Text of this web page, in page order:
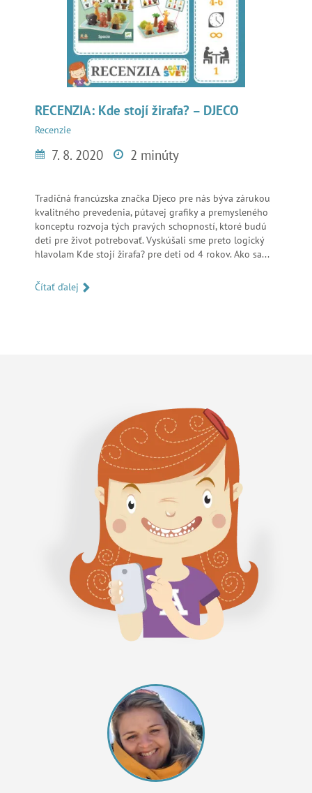
RECENZIA: Kde stojí žirafa? – DJECO
Recenzie
7. 8. 2020 2 minúty
Tradičná francúzska značka Djeco pre nás býva zárukou
kvalitného prevedenia, pútavej grafiky a premysleného
konceptu rozvoja tých pravých schopností, ktoré budú
deti pre život potrebovať. Vyskúšali sme preto logický
hlavolam Kde stojí žirafa? pre deti od 4 rokov. Ako sa...
Čítať ďalej